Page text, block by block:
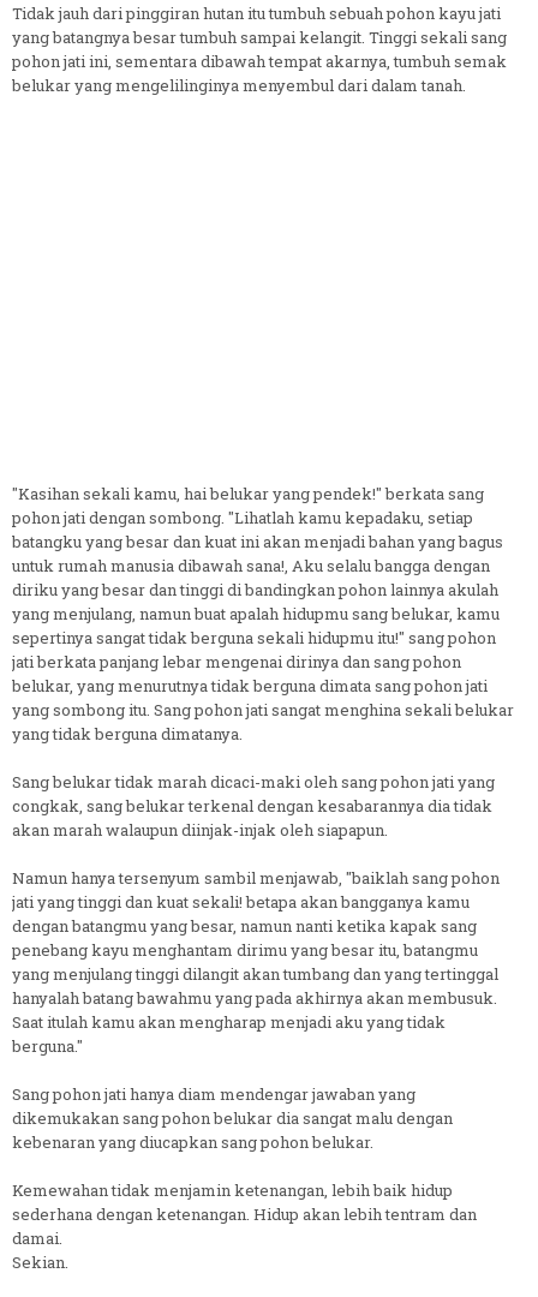
Tidak jauh dari pinggiran hutan itu tumbuh sebuah pohon kayu jati
yang batangnya besar tumbuh sampai kelangit. Tinggi sekali sang
pohon jati ini, sementara dibawah tempat akarnya, tumbuh semak
belukar yang mengelilinginya menyembul dari dalam tanah.
"Kasihan sekali kamu, hai belukar yang pendek!" berkata sang
pohon jati dengan sombong. "Lihatlah kamu kepadaku, setiap
batangku yang besar dan kuat ini akan menjadi bahan yang bagus
untuk rumah manusia dibawah sana!, Aku selalu bangga dengan
diriku yang besar dan tinggi di bandingkan pohon lainnya akulah
yang menjulang, namun buat apalah hidupmu sang belukar, kamu
sepertinya sangat tidak berguna sekali hidupmu itu!" sang pohon
jati berkata panjang lebar mengenai dirinya dan sang pohon
belukar, yang menurutnya tidak berguna dimata sang pohon jati
yang sombong itu. Sang pohon jati sangat menghina sekali belukar
yang tidak berguna dimatanya.
Sang belukar tidak marah dicaci-maki oleh sang pohon jati yang
congkak, sang belukar terkenal dengan kesabarannya dia tidak
akan marah walaupun diinjak-injak oleh siapapun.
Namun hanya tersenyum sambil menjawab, "baiklah sang pohon
jati yang tinggi dan kuat sekali! betapa akan bangganya kamu
dengan batangmu yang besar, namun nanti ketika kapak sang
penebang kayu menghantam dirimu yang besar itu, batangmu
yang menjulang tinggi dilangit akan tumbang dan yang tertinggal
hanyalah batang bawahmu yang pada akhirnya akan membusuk.
Saat itulah kamu akan mengharap menjadi aku yang tidak
berguna."
Sang pohon jati hanya diam mendengar jawaban yang
dikemukakan sang pohon belukar dia sangat malu dengan
kebenaran yang diucapkan sang pohon belukar.
Kemewahan tidak menjamin ketenangan, lebih baik hidup
sederhana dengan ketenangan. Hidup akan lebih tentram dan
damai.
Sekian.